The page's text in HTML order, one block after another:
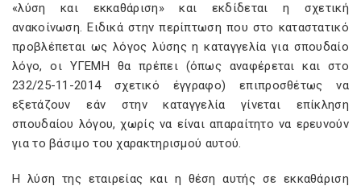
«λύση και εκκαθάριση» και εκδίδεται η σχετική
ανακοίνωση. Ειδικά στην περίπτωση που στο καταστατικό
προβλέπεται ως λόγος λύσης η καταγγελία για σπουδαίο
λόγο, οι ΥΓΕΜΗ θα πρέπει (όπως αναφέρεται και στο
232/25-11-2014 σχετικό έγγραφο) επιπροσθέτως να
εξετάζουν εάν στην καταγγελία γίνεται επίκληση
σπουδαίου λόγου, χωρίς να είναι απαραίτητο να ερευνούν
για το βάσιμο του χαρακτηρισμού αυτού.
Η λύση της εταιρείας και η θέση αυτής σε εκκαθάριση